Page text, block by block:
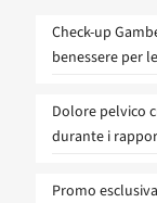
Check-up
benessere per
Dolore pelvico
durante i
Promo